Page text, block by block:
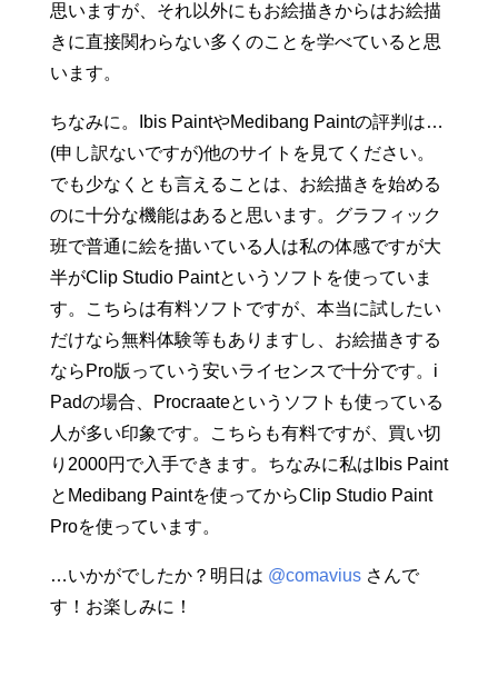
思いますが、それ以外にもお絵描きからはお絵描
きに直接関わらない多くのことを学べていると思
います。
ちなみに。Ibis PaintやMedibang Paintの評判は…
(申し訳ないですが)他のサイトを見てください。
でも少なくとも言えることは、お絵描きを始める
のに十分な機能はあると思います。グラフィック
班で普通に絵を描いている人は私の体感ですが大
半がClip Studio Paintというソフトを使っていま
す。こちらは有料ソフトですが、本当に試したい
だけなら無料体験等もありますし、お絵描きする
ならPro版っていう安いライセンスで十分です。i
Padの場合、Procraateというソフトも使っている
人が多い印象です。こちらも有料ですが、買い切
り2000円で入手できます。ちなみに私はIbis Paint
とMedibang Paintを使ってからClip Studio Paint
Proを使っています。
…いかがでしたか？明日は @comaviusさんで
す！お楽しみに！